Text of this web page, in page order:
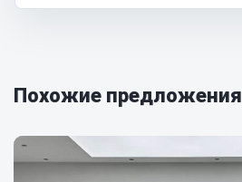
Похожие предложения